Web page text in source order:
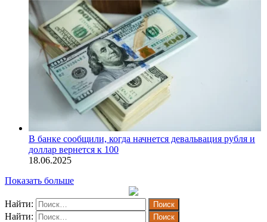
В банке сообщили, когда начнется девальвация рубля и
доллар вернется к 100
18.06.2025
Показать больше
Найти:
Найти: